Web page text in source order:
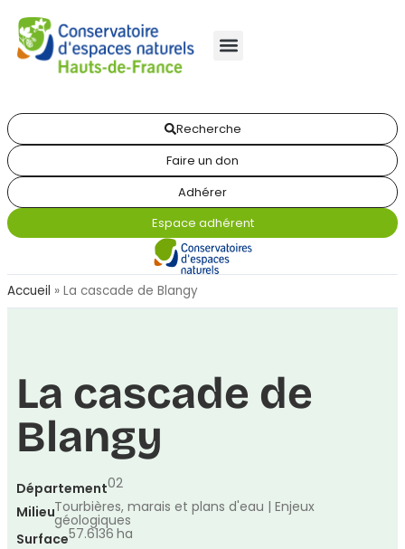
Recherche
Faire un don
Adhérer
Espace adhérent
Accueil » La cascade de Blangy
La cascade de
Blangy
Département02
MilieuTourbières, marais et plans d'eau | Enjeux
géologiques
Surface57.6136 ha